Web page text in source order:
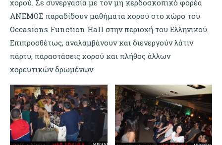
χορού. Σε συνεργασία με τον μη κερδοσκοπικό φορέα
ΑΝΕΜΟΣ παραδίδουν μαθήματα χορού στο χώρο του
Occasions Function Hall στην περιοχή του Ελληνικού.
Επιπροσθέτως, αναλαμβάνουν και διενεργούν λάτιν
πάρτυ, παραστάσεις χορού και πλήθος άλλων
χορευτικών δρωμένων